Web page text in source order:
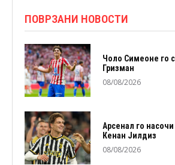
ПОВРЗАНИ НОВОСТИ
Чоло Симеоне го
Гризман
08/08/2026
Арсенал го
Кенан Јилдиз
08/08/2026